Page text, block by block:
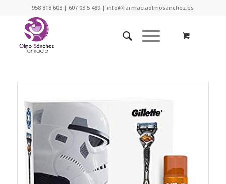
958 818 603 | 607 03 5 489 | info@farmaciaolmosanchez.es